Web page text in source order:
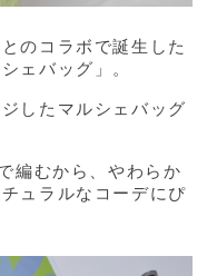
のコラボで誕生した
ェバッグ」。
したマルシェバッグ
編むから、やわらか
ュラルなコーデにぴ